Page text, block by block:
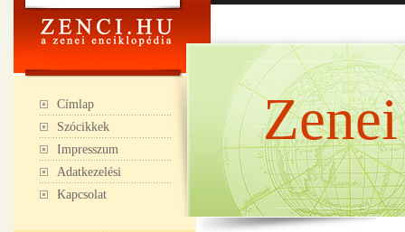
Címlap
Szócikkek
Impresszum
Adatkezelési
Kapcsolat